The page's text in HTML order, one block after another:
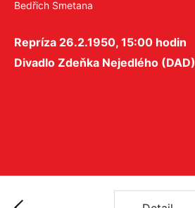
Bedřich Smetana
Repríza 26.2.1950, 15:00 hodin
Divadlo Zdeňka Nejedlého (DAD)